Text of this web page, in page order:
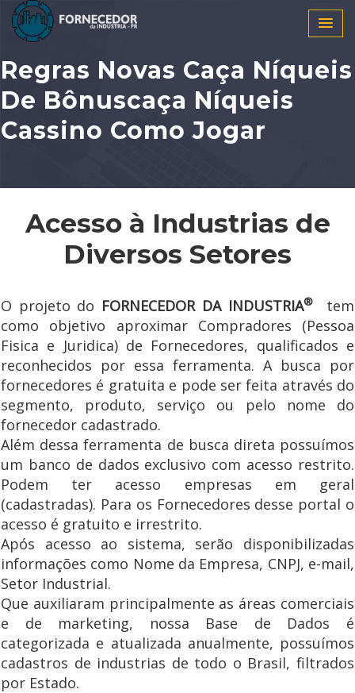
Regras Novas Caça Níqueis
De Bônuscaça Níqueis
Cassino Como Jogar
Acesso à Industrias de
Diversos Setores
O projeto do FORNECEDOR DA INDUSTRIA®tem
como objetivo aproximar Compradores (Pessoa
Fisica e Juridica) de Fornecedores, qualificados e
reconhecidos por essa ferramenta. A busca por
fornecedores é gratuita e pode ser feita através do
segmento, produto, serviço ou pelo nome do
fornecedor cadastrado.
Além dessa ferramenta de busca direta possuímos
um banco de dados exclusivo com acesso restrito.
Podem ter acesso empresas em geral
(cadastradas). Para os Fornecedores desse portal o
acesso é gratuito e irrestrito.
Após acesso ao sistema, serão disponibilizadas
informações como Nome da Empresa, CNPJ, e-mail,
Setor Industrial.
Que auxiliaram principalmente as áreas comerciais
e de marketing, nossa Base de Dados é
categorizada e atualizada anualmente, possuímos
cadastros de industrias de todo o Brasil, filtrados
por Estado.